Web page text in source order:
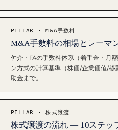
PILLAR · M&A手数料
M&A手数料の相場とレーマ
仲介・FAの手数料体系（着手金・月
ン方式の計算基準（株価/企業価値/
助金まで。
PILLAR · 株式譲渡
株式譲渡の流れ — 10ステッ